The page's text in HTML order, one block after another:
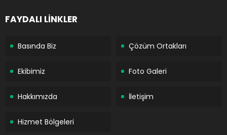
FAYDALI LİNKLER
Basında Biz Çözüm Ortakları
Ekibimiz Foto Galeri
Hakkımızda İletişim
Hizmet Bölgeleri